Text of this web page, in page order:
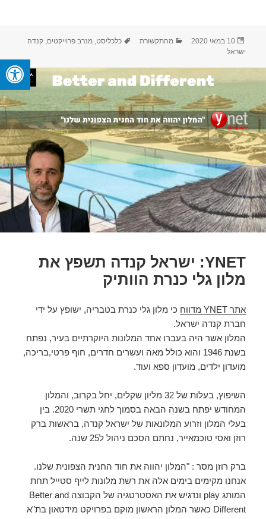
פורסם
בתאריך
10 במאי 2020 קטגוריות
מהתקשורת תגיות
כלכליסט,מנרב פרוייקטים,קנדה
ישראל
YNET: ישראל קנדה תשפץ את
מלון גלי כנרת הוותיק
אתר YNET מדווח
כי מלון גלי כנרת בטבריה, ישופץ על ידי
חברת קנדה ישראל.
המלון אשר היה בעברו אחד המלונות היוקרתיים בעיר, נפתח
בשנת 1946 והוא כולל מאה ועשרים חדרים, חוף פרטי,בריכה,
מועדון ילדים, מועדון ספא ועוד.
השיפוץ, בעלות של 32 מליון שקלים, יחל בקרוב, והמלון
המחודש יפתח בשנה הבאה בסמוך לחגי תשרי 2020. בין
בעלי המלון וזרוע המלונאות של ישראל קנדה, בראשות ברק
רוזן ואסי טוכמאייר, נחתם הסכם ניהול ל25 שנה.
ברק רוזן מסר : "המלון יהווה את חוד החנית הצפונית שלנו.
אנחנו מקימים בימים אלה את רשת מלונות לייף סטייל תחת
המותג play ונדגיש את האסטרטגיה של הקבוצה Better and
Different כאשר המלון הראשון מוקם בפרויקט מידטאון בת"א